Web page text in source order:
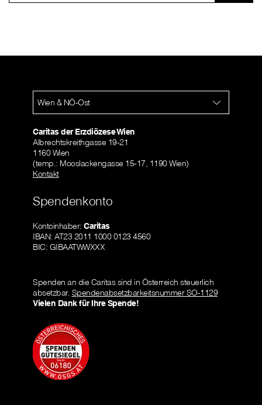
Wien & NÖ-Ost
Caritas der Erzdiözese Wien
Albrechtskreithgasse 19-21
1160 Wien
(temp.: Mooslackengasse 15-17, 1190 Wien)
Kontakt
Spendenkonto
Kontoinhaber: Caritas
IBAN: AT23 2011 1000 0123 4560
BIC: GIBAATWWXXX
Spenden an die Caritas sind in Österreich steuerlich
absetzbar. Spendenabsetzbarkeitsnummer SO-1129
Vielen Dank für Ihre Spende!